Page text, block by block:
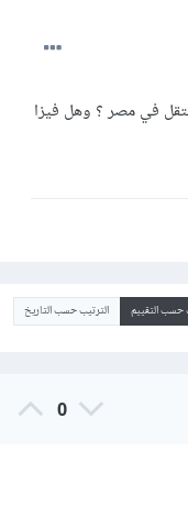
في مصر ؟ وهل فيزا
حسب التقييم الترتيب حسب التاريخ
0